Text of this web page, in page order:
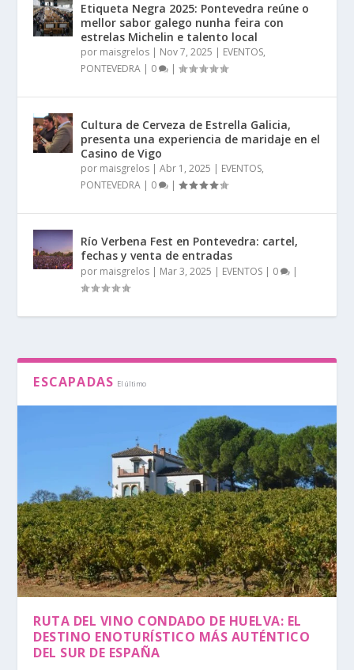
Etiqueta Negra 2025: Pontevedra reúne o
mellor sabor galego nunha feira con
estrelas Michelin e talento local
por maisgrelos | Nov 7, 2025 | EVENTOS,
PONTEVEDRA | 0 |
Cultura de Cerveza de Estrella Galicia,
presenta una experiencia de maridaje en el
Casino de Vigo
por maisgrelos |Abr 1, 2025 | EVENTOS,
PONTEVEDRA | 0 |
Río Verbena Fest en Pontevedra: cartel,
fechas y venta de entradas
por maisgrelos | Mar 3, 2025 | EVENTOS | 0 |
ESCAPADAS El último
RUTA DEL VINO CONDADO DE HUELVA: EL
DESTINO ENOTURÍSTICO MÁS AUTÉNTICO
DEL SUR DE ESPAÑA